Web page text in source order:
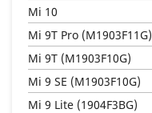
Mi 10
Mi 9T Pro (M1903F11G)
Mi 9T (M1903F10G)
Mi 9 SE (M1903F10G)
Mi 9 Lite (1904F3BG)